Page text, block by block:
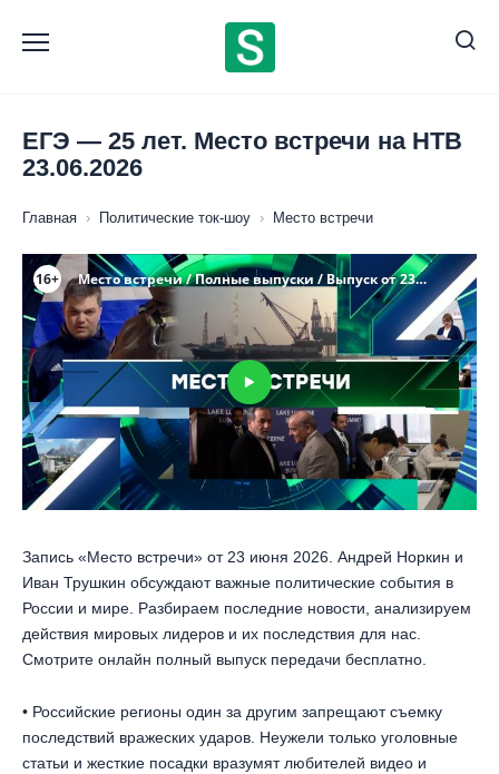
содержанию
ЕГЭ — 25 лет. Место встречи на НТВ
23.06.2026
Главная › Политические ток-шоу › Место встречи
Запись «Место встречи» от 23 июня 2026. Андрей Норкин и
Иван Трушкин обсуждают важные политические события в
России и мире. Разбираем последние новости, анализируем
действия мировых лидеров и их последствия для нас.
Смотрите онлайн полный выпуск передачи бесплатно.
• Российские регионы один за другим запрещают съемку
последствий вражеских ударов. Неужели только уголовные
статьи и жесткие посадки вразумят любителей видео и